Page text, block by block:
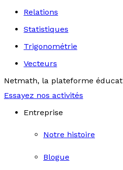
Relations
Statistiques
Trigonométrie
Vecteurs
Netmath, la plateforme
Essayez nos activités
Entreprise
Notre histoire
Blogue